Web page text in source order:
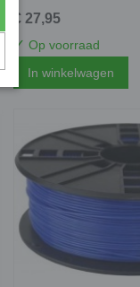
€ 27,95
✓ Op voorraad
In winkelwagen